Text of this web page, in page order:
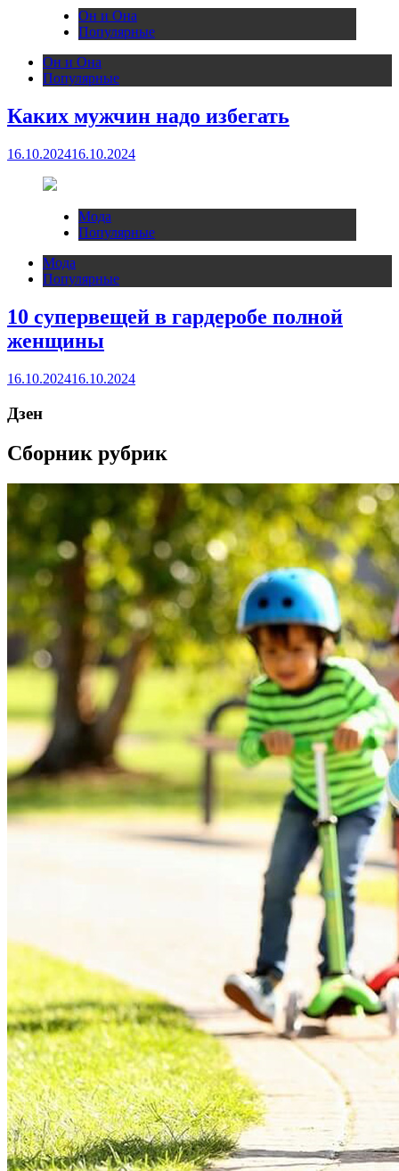
Он и Она
Популярные
Он и Она
Популярные
Каких мужчин надо избегать
16.10.202416.10.2024
Мода
Популярные
Мода
Популярные
10 супервещей в гардеробе полной
женщины
16.10.202416.10.2024
Дзен
Сборник рубрик